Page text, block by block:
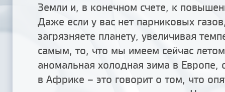
Земли и, в конечном счете, к
Даже если у вас нет парниковых
загрязняете планету, увеличивая
самым, то, что мы имеем сейчас
аномальная холодная зима в Европе,
в Африке – это говорит о том, что